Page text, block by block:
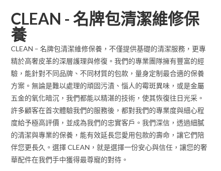
CLEAN - 名牌包清潔維修保
養
CLEAN – 名牌包清潔維修保養，不僅提供基礎的清潔服務，更專
精於高奢皮革的深層護理與修復。我們的專業團隊擁有豐富的經
驗，能針對不同品牌、不同材質的包款，量身定制最合適的保養
方案。無論是難以處理的頑固污漬、惱人的霉斑異味，或是金屬
五金的氧化暗沉，我們都能以精湛的技術，使其恢復往日光采。
許多顧客在首次體驗我們的服務後，都對我們的專業度與細心程
度給予極高評價，並成為我們的忠實客戶。我們深信，透過細膩
的清潔與專業的保養，能有效延長您愛用包款的壽命，讓它們陪
伴您更長久。選擇 CLEAN，就是選擇一份安心與信任，讓您的奢
華配件在我們手中獲得最尊寵的對待。